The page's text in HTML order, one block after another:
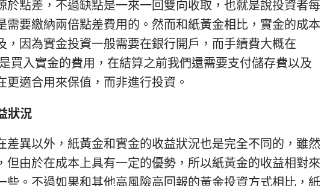
於點差，不過缺點是一來一回雙向收取，也就是說投資者每
需要繳納兩倍點差費用的。然而和紙黃金相比，實金的成本
，因為實金投資一般需要在銀行開戶，而手續費大概在
買入實金的費用，在結算之前我們還需要支付儲存費以及
適合用來保值，而非進行投資。
狀況
差異以外，紙黃金和實金的收益狀況也是完全不同的，雖然
但由於在成本上具有一定的優勢，所以紙黃金的收益相對來
些。不過如果和其他高風險高回報的黃金投資方式相比，紙